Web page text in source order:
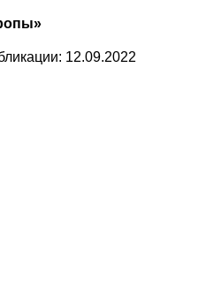
12.09.2022